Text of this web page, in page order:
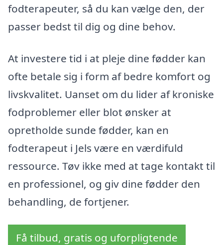
fodterapeuter, så du kan vælge den, der
passer bedst til dig og dine behov.
At investere tid i at pleje dine fødder kan
ofte betale sig i form af bedre komfort og
livskvalitet. Uanset om du lider af kroniske
fodproblemer eller blot ønsker at
opretholde sunde fødder, kan en
fodterapeut i Jels være en værdifuld
ressource. Tøv ikke med at tage kontakt til
en professionel, og giv dine fødder den
behandling, de fortjener.
Få tilbud, gratis og uforpligtende